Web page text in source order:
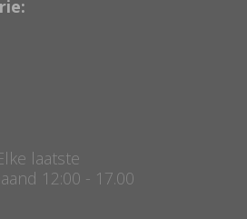
laatste
12:00 - 17.00